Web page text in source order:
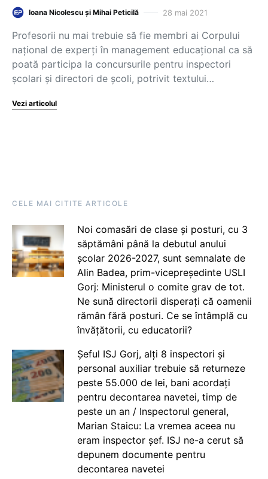
Ioana Nicolescu și Mihai Peticilă 28 mai 2021
Profesorii nu mai trebuie să fie membri ai Corpului
național de experți în management educațional ca să
poată participa la concursurile pentru inspectori
școlari și directori de școli, potrivit textului…
Vezi articolul
CELE MAI CITITE ARTICOLE
Noi comasări de clase și posturi, cu 3
săptămâni până la debutul anului
școlar 2026-2027, sunt semnalate de
Alin Badea, prim-vicepreședinte USLI
Gorj: Ministerul o comite grav de tot.
Ne sună directorii disperați că oamenii
rămân fără posturi. Ce se întâmplă cu
învățătorii, cu educatorii?
Șeful ISJ Gorj, alți 8 inspectori și
personal auxiliar trebuie să returneze
peste 55.000 de lei, bani acordați
pentru decontarea navetei, timp de
peste un an / Inspectorul general,
Marian Staicu: La vremea aceea nu
eram inspector șef. ISJ ne-a cerut să
depunem documente pentru
decontarea navetei